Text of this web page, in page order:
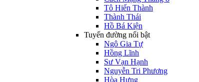
Tô Hiến Thành
Thành Thái
Hồ Bá Kiện
Tuyến đường nổi bật
Ngô Gia Tự
Hồng Lĩnh
Sư Vạn Hạnh
Nguyễn Tri Phương
Hòa Hưng